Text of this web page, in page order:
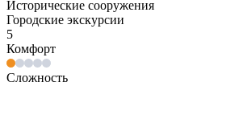
Исторические сооружения
Городские экскурсии
5
Комфорт
Сложность